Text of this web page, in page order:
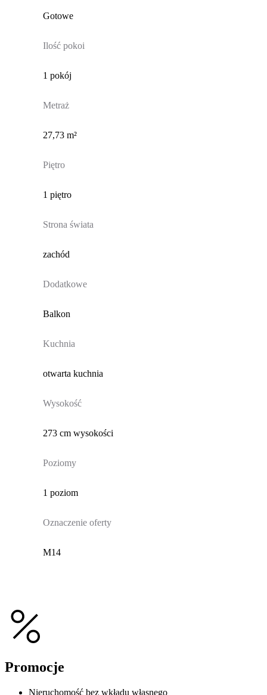
Gotowe
Ilość pokoi
1 pokój
Metraż
27,73 m²
Piętro
1 piętro
Strona świata
zachód
Dodatkowe
Balkon
Kuchnia
otwarta kuchnia
Wysokość
273 cm wysokości
Poziomy
1 poziom
Oznaczenie oferty
M14
Promocje
Nieruchomość bez wkładu własnego